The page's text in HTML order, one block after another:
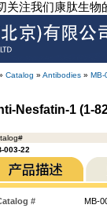
关注我们康肽生
Catalog » Antibodies » MB-
Nesfatin-1 (1-
003-22
#
MB-